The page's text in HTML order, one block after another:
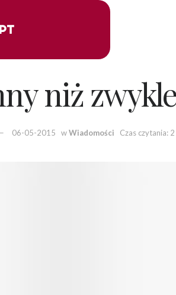
niż zwykle
06-05-2015 wWiadomości Czas czytania: